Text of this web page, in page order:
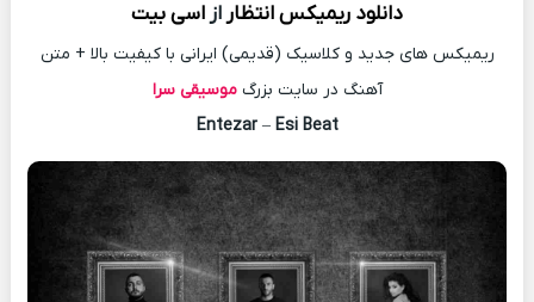
دانلود ریمیکسانتظارازاسی بیت
ریمیکس های جدید و کلاسیک (قدیمی) ایرانی با کیفیت بالا + متن
آهنگ در سایت بزرگموسیقی سرا
Entezar– Esi Beat